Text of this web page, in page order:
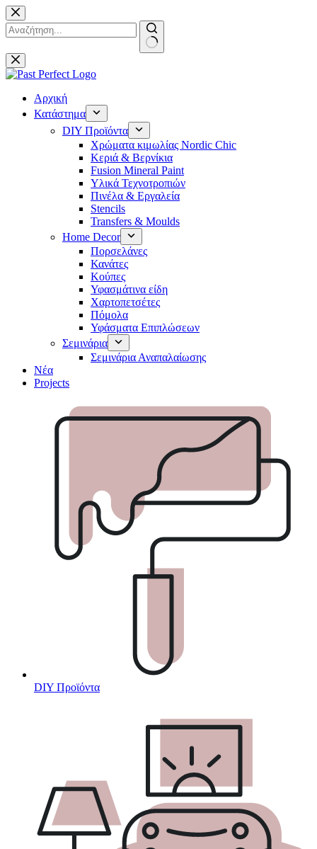
Μετάβαση
στο
περιεχόμενο
No
results
Αρχική
Κατάστημα
DIY Προϊόντα
Χρώματα κιμωλίας Nordic Chic
Κεριά & Βερνίκια
Fusion Mineral Paint
Υλικά Τεχνοτροπιών
Πινέλα & Εργαλεία
Stencils
Transfers & Moulds
Home Decor
Πορσελάνες
Κανάτες
Κούπες
Υφασμάτινα είδη
Χαρτοπετσέτες
Πόμολα
Υφάσματα Επιπλώσεων
Σεμινάρια
Σεμινάρια Αναπαλαίωσης
Νέα
Projects
DIY Προϊόντα